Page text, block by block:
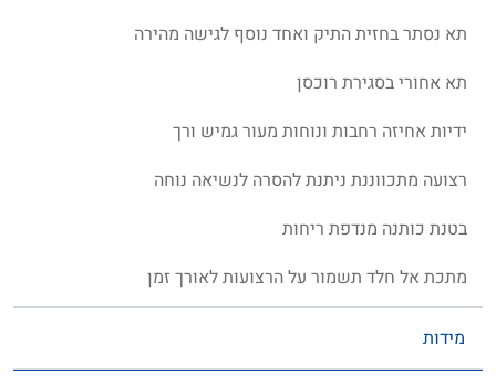
תא נסתר בחזית התיק ואחד נוסף לגישה מהירה
תא אחורי בסגירת רוכסן
ידיות אחיזה רחבות ונוחות מעור גמיש ורך
רצועה מתכווננת ניתנת להסרה לנשיאה נוחה
בטנת כותנה מנדפת ריחות
מתכת אל חלד תשמור על הרצועות לאורך זמן
מידות